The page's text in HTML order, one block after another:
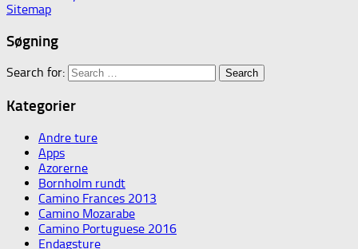
Sitemap
Søgning
Search for:
Kategorier
Andre ture
Apps
Azorerne
Bornholm rundt
Camino Frances 2013
Camino Mozarabe
Camino Portuguese 2016
Endagsture